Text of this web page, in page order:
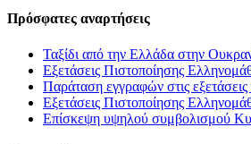
Πρόσφατες αναρτήσεις
Ταξίδι από την Ελλάδα στην
Εξετάσεις Πιστοποίησης
Παράταση εγγραφών στις
Εξετάσεις Πιστοποίησης
Επίσκεψη υψηλού συμβολισμού